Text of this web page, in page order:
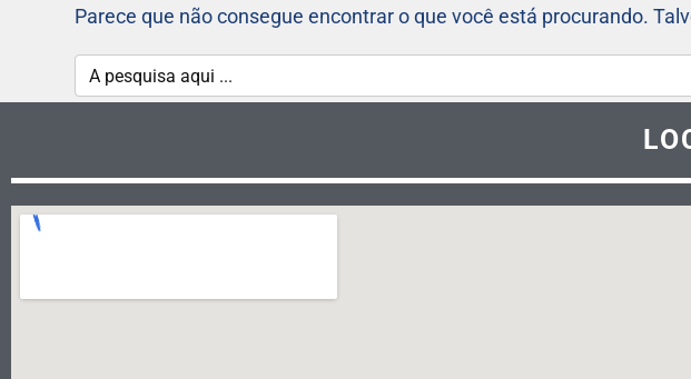
Parece que não consegue encontrar o que você está procurando.